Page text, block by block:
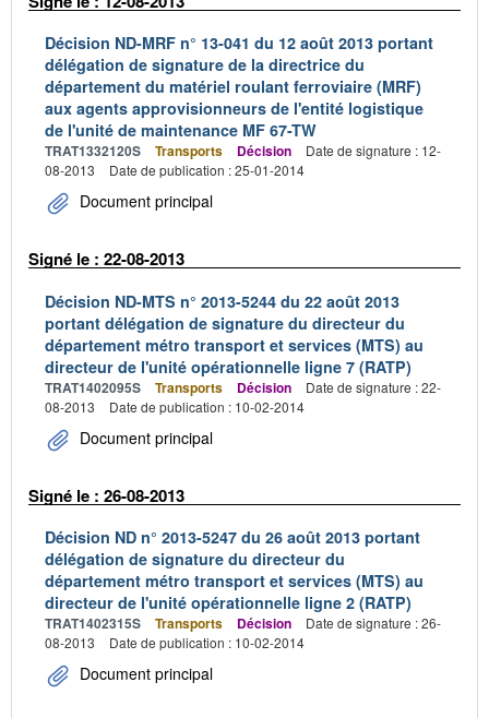
Décision ND-MRF n° 13-041 du 12 août 2013 portant
délégation de signature de la directrice du
département du matériel roulant ferroviaire (MRF)
aux agents approvisionneurs de l'entité logistique
de l'unité de maintenance MF 67-TW
TRAT1332120S Transports Décision
Date de signature : 12-
08-2013
Date de publication : 25-01-2014
Document principal
Signé le : 22-08-2013
Décision ND-MTS n° 2013-5244 du 22 août 2013
portant délégation de signature du directeur du
département métro transport et services (MTS) au
directeur de l'unité opérationnelle ligne 7 (RATP)
TRAT1402095S Transports Décision
Date de signature : 22-
08-2013
Date de publication : 10-02-2014
Document principal
Signé le : 26-08-2013
Décision ND n° 2013-5247 du 26 août 2013 portant
délégation de signature du directeur du
département métro transport et services (MTS) au
directeur de l'unité opérationnelle ligne 2 (RATP)
TRAT1402315S Transports Décision
Date de signature : 26-
08-2013
Date de publication : 10-02-2014
Document principal